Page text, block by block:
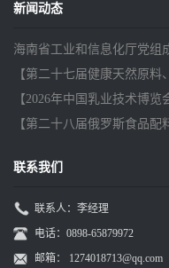
新闻动态
海南省工业和信息化厅党组
研
【第二十七届健康天然原
【2026年中国乳业技术博览
【第二十八届俄罗斯食品配
联系我们
联系人：李经理
电话：0898-65879972
邮箱： 1274018713@qq.com